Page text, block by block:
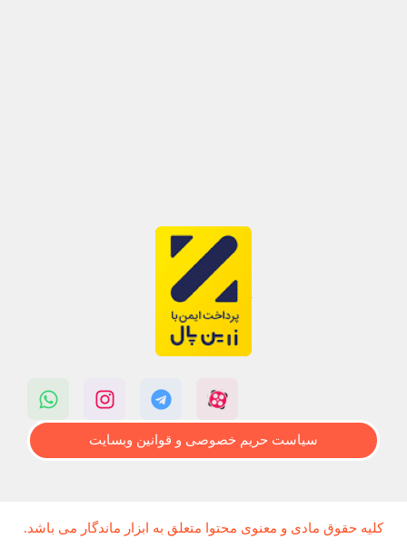
سیاست حریم خصوصی و قوانین وبسایت
کلیه حقوق مادی و معنوی محتوا متعلق به ابزار ماندگار می باشد.